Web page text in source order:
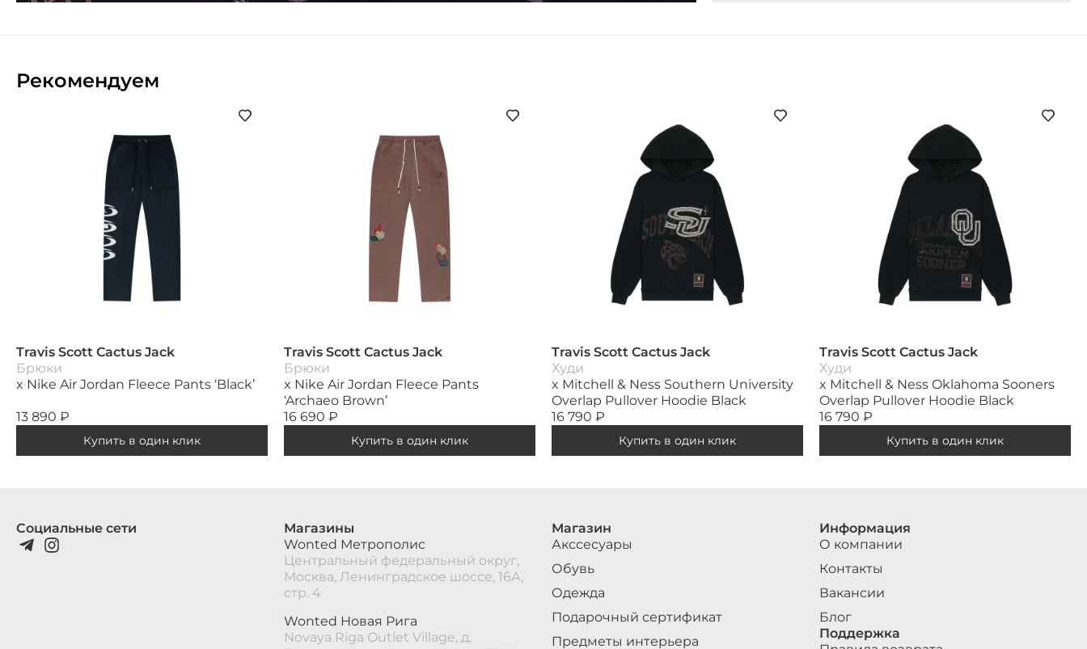
Рекомендуем
Travis Scott Cactus Jack
Брюки
x Nike Air Jordan Fleece Pants ‘Black’
13 890 ₽
Купить в один клик
Travis Scott Cactus Jack
Брюки
x Nike Air Jordan Fleece Pants
‘Archaeo Brown’
16 690 ₽
Купить в один клик
Travis Scott Cactus Jack
Худи
x Mitchell & Ness Southern University
Overlap Pullover Hoodie Black
16 790 ₽
Купить в один клик
Travis Scott Cactus Jack
Худи
x Mitchell & Ness Oklahoma Sooners
Overlap Pullover Hoodie Black
16 790 ₽
Купить в один клик
Социальные сети
Магазины
Wonted Метрополис
Центральный федеральный округ,
Москва, Ленинградское шоссе, 16А,
стр. 4
Wonted Новая Рига
Novaya Riga Outlet Village, д.
Магазин
Акссесуары
Обувь
Одежда
Подарочный сертификат
Предметы интерьера
Информация
О компании
Контакты
Вакансии
Блог
Поддержка